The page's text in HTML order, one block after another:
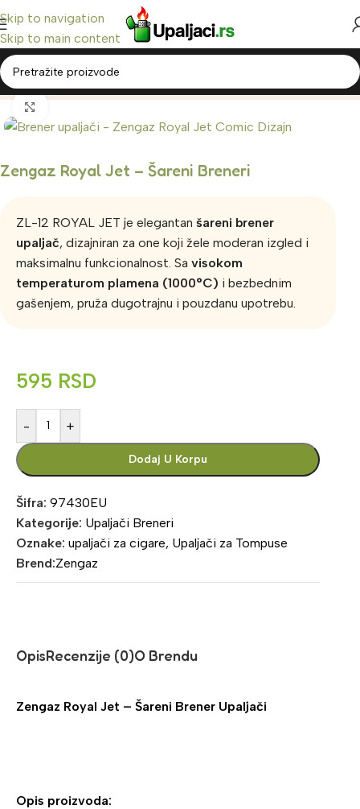
Skip to navigation
Skip to main content
Home/ Upaljači Breneri
Zengaz Royal Jet – Šareni Breneri
ZL-12 ROYAL JET je elegantan šareni brener
upaljač, dizajniran za one koji žele moderan izgled i
maksimalnu funkcionalnost. Sa visokom
temperaturom plamena (1000°C) i bezbednim
gašenjem, pruža dugotrajnu i pouzdanu upotrebu.
595 RSD
- +
Dodaj U Korpu
Šifra: 97430EU
Kategorije: Upaljači Breneri
Oznake: upaljači za cigare, Upaljači za Tompuse
Brend:Zengaz
OpisRecenzije (0)O Brendu
Zengaz Royal Jet – Šareni Brener Upaljači
Opis proizvoda: